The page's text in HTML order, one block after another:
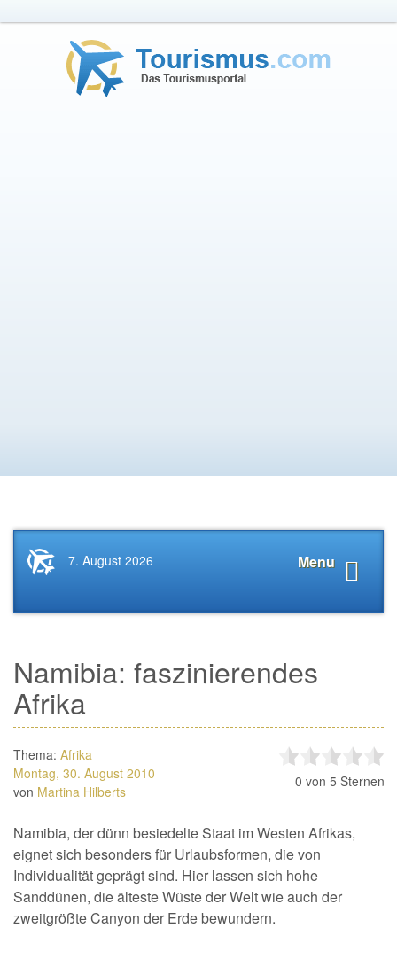
Startseite
News.Tourismus.com
Menu
7. August 2026
Namibia: faszinierendes
Afrika
Thema: Afrika
Montag, 30. August 2010
von Martina Hilberts
0 von 5 Sternen
Namibia, der dünn besiedelte Staat im Westen Afrikas,
eignet sich besonders für Urlaubsformen, die von
Individualität geprägt sind. Hier lassen sich hohe
Sanddünen, die älteste Wüste der Welt wie auch der
zweitgrößte Canyon der Erde bewundern.